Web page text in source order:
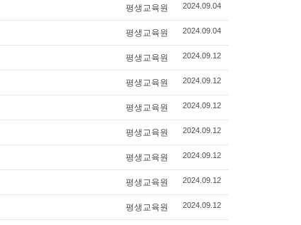
평생교육원 2024.09.04
평생교육원 2024.09.04
평생교육원 2024.09.12
평생교육원 2024.09.12
평생교육원 2024.09.12
평생교육원 2024.09.12
평생교육원 2024.09.12
평생교육원 2024.09.12
평생교육원 2024.09.12